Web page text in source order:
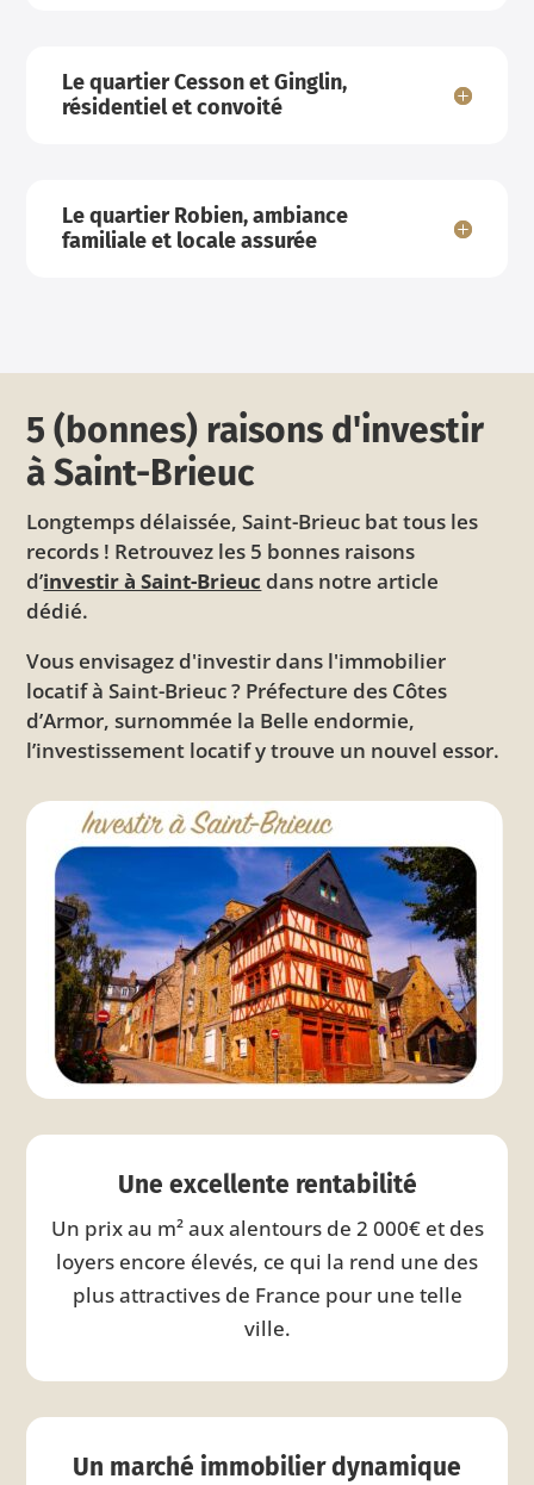
Le quartier Cesson et Ginglin,
résidentiel et convoité
Le quartier Robien, ambiance
familiale et locale assurée
5 (bonnes) raisons d'investir
à Saint-Brieuc
Longtemps délaissée, Saint-Brieuc bat tous les
records ! Retrouvez les 5 bonnes raisons
d’investir à Saint-Brieuc dans notre article
dédié.
Vous envisagez d'investir dans l'immobilier
locatif à Saint-Brieuc ? Préfecture des Côtes
d’Armor, surnommée la Belle endormie,
l’investissement locatif y trouve un nouvel essor.
Une excellente rentabilité
Un prix au m² aux alentours de 2 000€ et des
loyers encore élevés, ce qui la rend une des
plus attractives de France pour une telle
ville.
Un marché immobilier dynamique